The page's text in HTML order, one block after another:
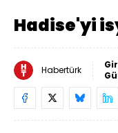
Hadise'yi
Habertürk